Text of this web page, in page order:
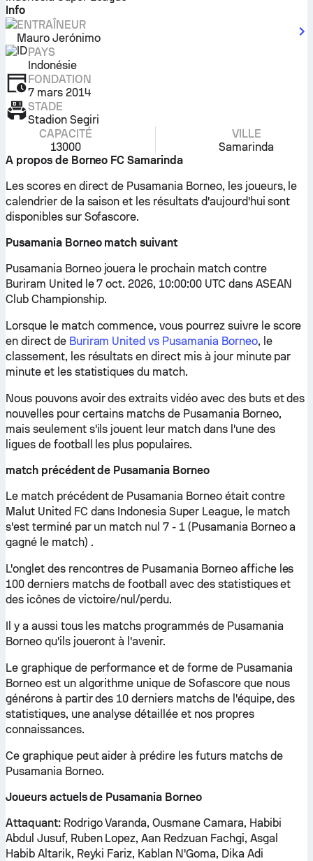
Info
ENTRAÎNEUR
Mauro Jerónimo
PAYS
Indonésie
FONDATION
7 mars 2014
STADE
Stadion Segiri
CAPACITÉ
13000
VILLE
Samarinda
A propos de Borneo FC Samarinda
Les scores en direct de Pusamania Borneo, les joueurs, le
calendrier de la saison et les résultats d'aujourd'hui sont
disponibles sur Sofascore.
Pusamania Borneo match suivant
Pusamania Borneo jouera le prochain match contre
Buriram United le 7 oct. 2026, 10:00:00 UTC dans ASEAN
Club Championship.
Lorsque le match commence, vous pourrez suivre le score
en direct de Buriram United vs Pusamania Borneo, le
classement, les résultats en direct mis à jour minute par
minute et les statistiques du match.
Nous pouvons avoir des extraits vidéo avec des buts et des
nouvelles pour certains matchs de Pusamania Borneo,
mais seulement s'ils jouent leur match dans l'une des
ligues de football les plus populaires.
match précédent de Pusamania Borneo
Le match précédent de Pusamania Borneo était contre
Malut United FC dans Indonesia Super League, le match
s'est terminé par un match nul 7 - 1 (Pusamania Borneo a
gagné le match) .
L'onglet des rencontres de Pusamania Borneo affiche les
100 derniers matchs de football avec des statistiques et
des icônes de victoire/nul/perdu.
Il y a aussi tous les matchs programmés de Pusamania
Borneo qu'ils joueront à l'avenir.
Le graphique de performance et de forme de Pusamania
Borneo est un algorithme unique de Sofascore que nous
générons à partir des 10 derniers matchs de l'équipe, des
statistiques, une analyse détaillée et nos propres
connaissances.
Ce graphique peut aider à prédire les futurs matchs de
Pusamania Borneo.
Joueurs actuels de Pusamania Borneo
Attaquant:Rodrigo Varanda, Ousmane Camara, Habibi
Abdul Jusuf, Ruben Lopez, Aan Redzuan Fachgi, Asgal
Habib Altarik, Reyki Fariz, Kablan N'Goma, Dika Adi